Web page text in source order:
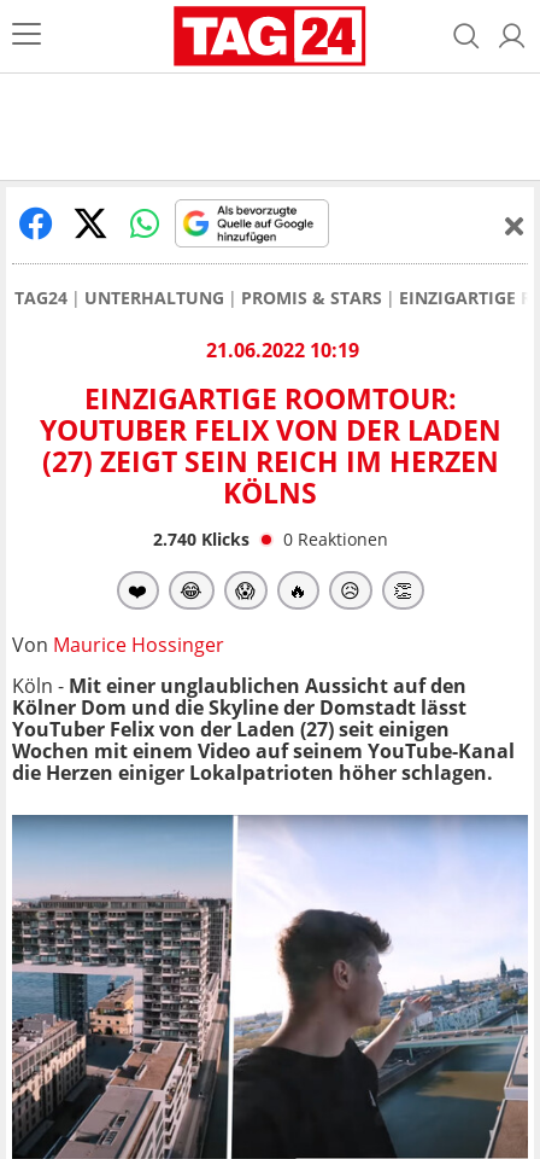
TAG24 UNTERHALTUNG PROMIS & STARS EINZIGARTIGE
21.06.2022 10:19
EINZIGARTIGE ROOMTOUR:
YOUTUBER FELIX VON DER LADEN
(27) ZEIGT SEIN REICH IM HERZEN
KÖLNS
2.740Klicks 0 Reaktionen
❤️ 😂 😱 🔥 😥 👏
Von Maurice Hossinger
Köln - Mit einer unglaublichen Aussicht auf den
Kölner Dom und die Skyline der Domstadt lässt
YouTuber Felix von der Laden (27) seit einigen
Wochen mit einem Video auf seinem YouTube-Kanal
die Herzen einiger Lokalpatrioten höher schlagen.